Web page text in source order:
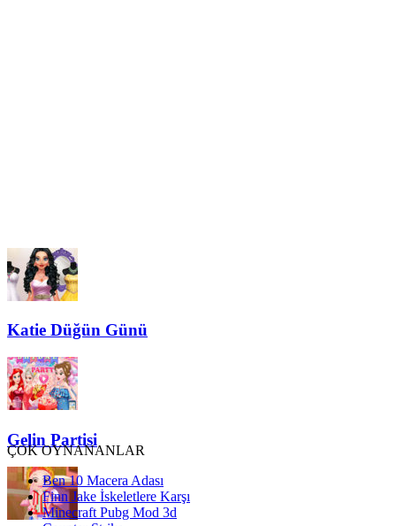
Katie Düğün Günü
Gelin Partisi
ÇOK OYNANANLAR
Ben 10 Macera Adası
Finn Jake İskeletlere Karşı
Minecraft Pubg Mod 3d